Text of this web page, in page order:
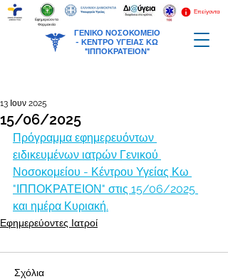
ΓΕΝΙΚΟ ΝΟΣΟΚΟΜΕΙΟ
- ΚΕΝΤΡΟ ΥΓΕΙΑΣ ΚΩ
"ΙΠΠΟΚΡΑΤΕΙΟΝ"
Επείγοντα
Εφημερεύοντα
Φαρμακεία
15/06/2025
13 Ιουν 2025
Πρόγραμμα εφημερευόντων
ειδικευμένων ιατρών Γενικού
Νοσοκομείου - Κέντρου Υγείας Κω
"ΙΠΠΟΚΡΑΤΕΙΟΝ" στις 15/06/2025
και ημέρα Κυριακή.
Εφημερεύοντες Ιατροί
Σχόλια